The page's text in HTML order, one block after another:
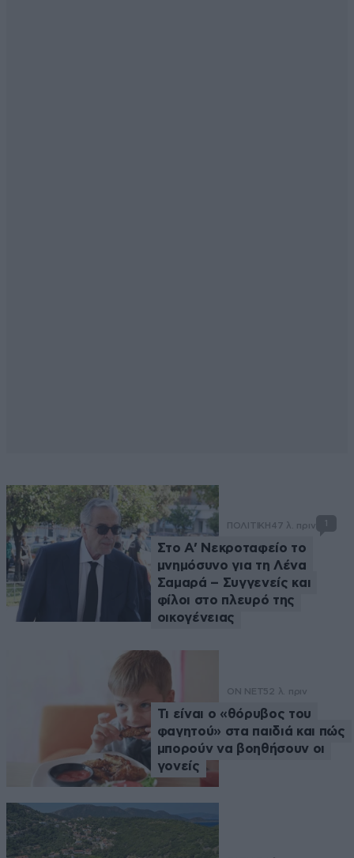
ΠΟΛΙΤΙΚΗ47 λ. πριν
Στο Α’ Νεκροταφείο το
μνημόσυνο για τη Λένα
Σαμαρά – Συγγενείς και
φίλοι στο πλευρό της
οικογένειας
ON NET52 λ. πριν
Τι είναι ο «θόρυβος του
φαγητού» στα παιδιά και πώς
μπορούν να βοηθήσουν οι
γονείς